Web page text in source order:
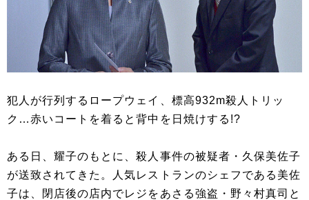
犯人が行列するロープウェイ、標高932m殺人トリッ
ク…赤いコートを着ると背中を日焼けする!?
ある日、耀子のもとに、殺人事件の被疑者・久保美佐子
が送致されてきた。人気レストランのシェフである美佐
子は、閉店後の店内でレジをあさる強盗・野々村真司と